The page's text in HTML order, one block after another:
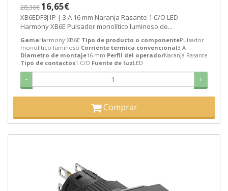
28,36€16,65€
XB6EDF8J1P | 3 A 16 mm Naranja Rasante 1 C/O LED
Harmony XB6E Pulsador monolítico luminoso de...
GamaHarmony XB6E Tipo de producto o componentePulsador
monolítico luminoso Corriente termica convencional3 A
Diametro de montaje16 mm Perfil del operadorNaranja Rasante
Tipo de contactos1 C/O Fuente de luzLED
- +
Comprar